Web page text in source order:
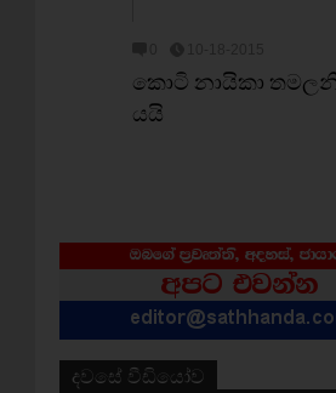
කොටි නායිකා
යයි
දවසේ වීඩියෝව